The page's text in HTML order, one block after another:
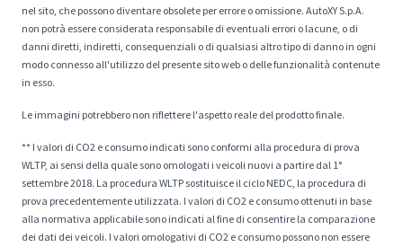
nel sito, che possono diventare obsolete per errore o omissione. AutoXY S.p.A.
non potrà essere considerata responsabile di eventuali errori o lacune, o di
danni diretti, indiretti, consequenziali o di qualsiasi altro tipo di danno in ogni
modo connesso all'utilizzo del presente sito web o delle funzionalità contenute
in esso.
Le immagini potrebbero non riflettere l'aspetto reale del prodotto finale.
** I valori di CO2 e consumo indicati sono conformi alla procedura di prova
WLTP, ai sensi della quale sono omologati i veicoli nuovi a partire dal 1°
settembre 2018. La procedura WLTP sostituisce il ciclo NEDC, la procedura di
prova precedentemente utilizzata. I valori di CO2 e consumo ottenuti in base
alla normativa applicabile sono indicati al fine di consentire la comparazione
dei dati dei veicoli. I valori omologativi di CO2 e consumo possono non essere